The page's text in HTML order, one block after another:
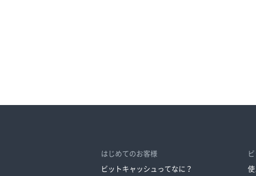
はじめてのお客様
ビットキャッシュってなに？ 使